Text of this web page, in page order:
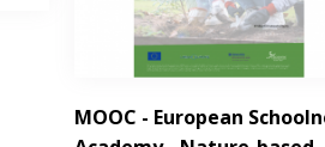
MOOC - European